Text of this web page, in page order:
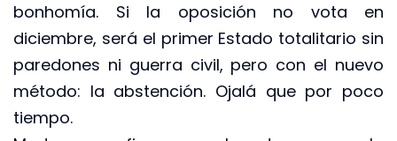
bonhomía. Si la oposición no vota en
diciembre, será el primer Estado totalitario sin
paredones ni guerra civil, pero con el nuevo
método: la abstención. Ojalá que por poco
tiempo.